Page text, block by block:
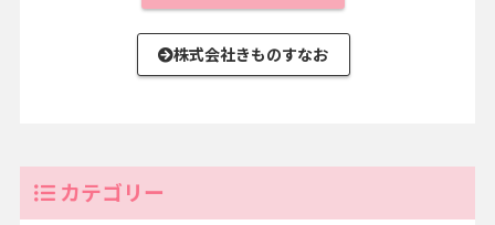
株式会社きものすなお
カテゴリー